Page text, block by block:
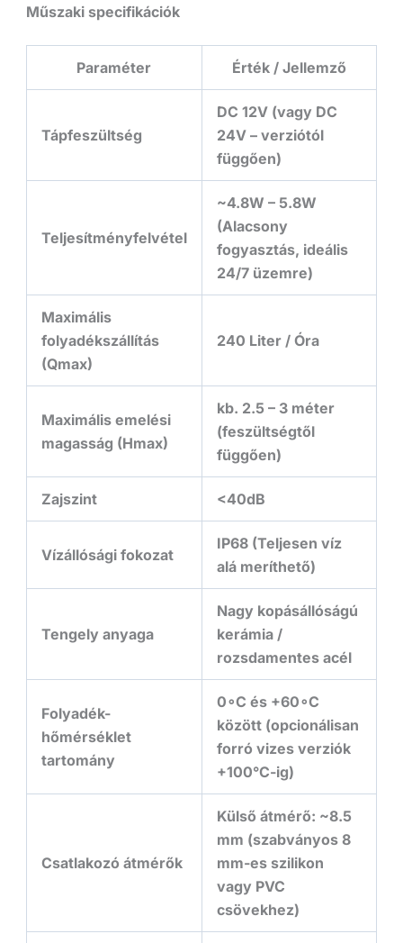
Műszaki specifikációk
Paraméter Érték / Jellemző
Tápfeszültség
DC 12V (vagy DC
24V – verziótól
függően)
Teljesítményfelvétel
~4.8W – 5.8W
(Alacsony
fogyasztás, ideális
24/7 üzemre)
Maximális
folyadékszállítás
(Qmax)
240 Liter / Óra
Maximális emelési
magasság (Hmax)
kb. 2.5 – 3 méter
(feszültségtől
függően)
Zajszint <40dB
Vízállósági fokozat
IP68 (Teljesen víz
alá meríthető)
Tengely anyaga
Nagy kopásállóságú
kerámia /
rozsdamentes acél
Folyadék-
hőmérséklet
tartomány
0∘C és +60∘C
között (opcionálisan
forró vizes verziók
+100°C-ig)
Csatlakozó átmérők
Külső átmérő: ~8.5
mm (szabványos 8
mm-es szilikon
vagy PVC
csövekhez)